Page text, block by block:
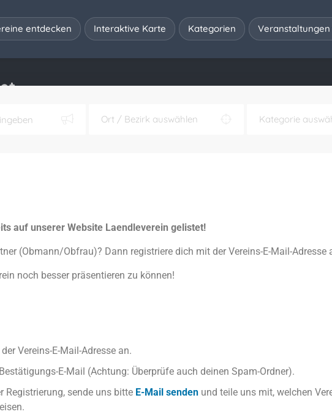
entdecken Interaktive Karte Kategorien Veranstaltungen
auf unserer Website Laendleverein gelistet!
(Obmann/Obfrau)? Dann registriere dich mit der Vereins-E-Mail-Adresse
noch besser präsentieren zu können!
Vereins-E-Mail-Adresse an.
E-Mail (Achtung: Überprüfe auch deinen Spam-Ordner).
Registrierung, sende uns bitte E-Mail senden und teile uns mit, welchen